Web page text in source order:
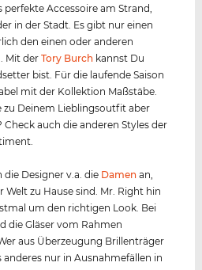
perfekte Accessoire am Strand,
in der Stadt. Es gibt nur einen
den einen oder anderen
Mit derTory Burch kannst Du
bist. Für die laufende Saison
mit der Kollektion Maßstäbe.
zu Deinem Lieblingsoutfit aber
Check auch die anderen Styles der
Designer v.a. die Damen an,
zu Hause sind. Mr. Right hin
um den richtigen Look. Bei
die Gläser vom Rahmen
aus Überzeugung Brillenträger
nur in Ausnahmefällen in